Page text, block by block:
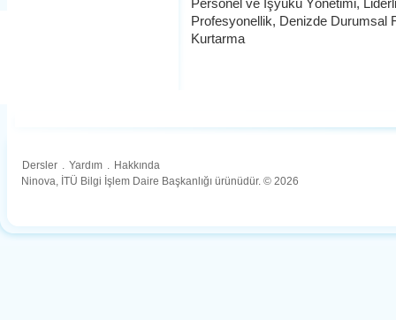
Personel ve İşyükü Yönetimi,
Profesyonellik, Denizde Durumsal
Kurtarma
Dersler . Yardım . Hakkında
Ninova, İTÜ Bilgi İşlem Daire Başkanlığı ürünüdür. © 2026